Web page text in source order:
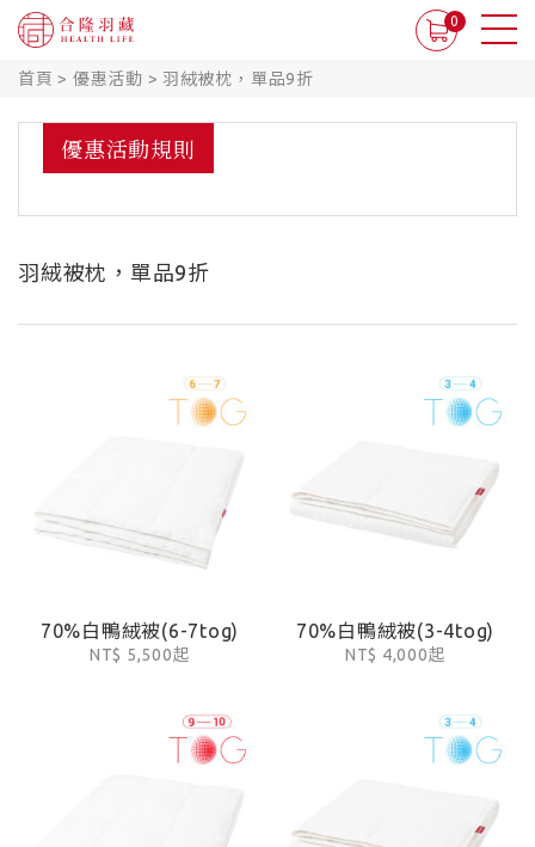
0
首頁 > 優惠活動 > 羽絨被枕，單品9折
優惠活動規則
羽絨被枕，單品9折
70%白鴨絨被(6-7tog)
NT$ 5,500起
70%白鴨絨被(3-4tog)
NT$ 4,000起